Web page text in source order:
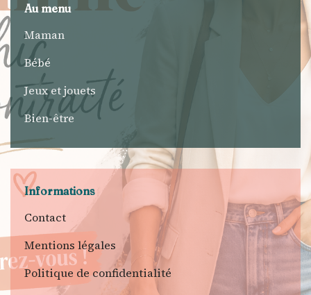
Au menu
Maman
Bébé
Jeux et jouets
Bien-être
Informations
Contact
Mentions légales
Politique de confidentialité